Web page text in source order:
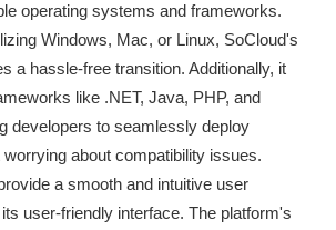
operating systems and frameworks.
Windows, Mac, or Linux, SoCloud's
a hassle-free transition. Additionally, it
like .NET, Java, PHP, and
developers to seamlessly deploy
about compatibility issues.
a smooth and intuitive user
user-friendly interface. The platform's